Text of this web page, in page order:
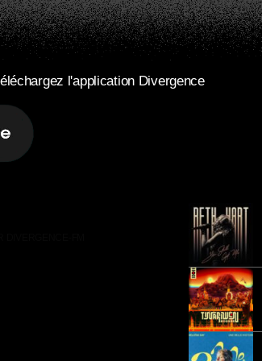
l'application Divergence